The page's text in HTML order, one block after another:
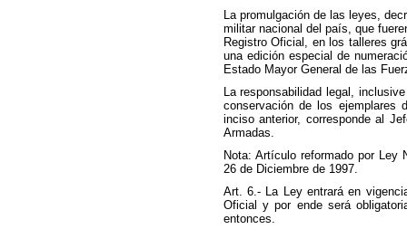
La promulgación de las leyes,
militar nacional del país, que
Registro Oficial, en los talleres
una edición especial de
Estado Mayor General de las
La responsabilidad legal,
conservación de los ejemplares
inciso anterior, corresponde al
Armadas.
Nota: Artículo reformado por
26 de Diciembre de 1997.
Art. 6.- La Ley entrará en
Oficial y por ende será
entonces.